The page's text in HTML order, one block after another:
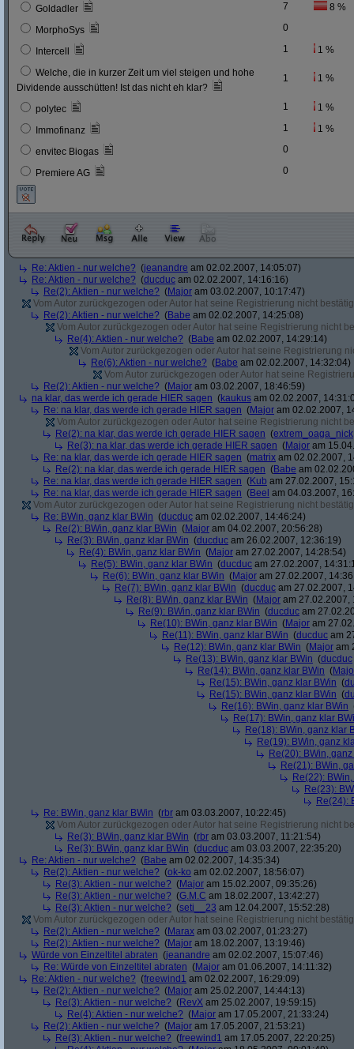
Goldadler 7 8 %
MorphoSys 0
Intercell 1 1 %
Welche, die in kurzer Zeit um viel steigen und hohe
Dividende ausschütten! Ist das nicht eh klar?
1 1 %
polytec 1 1 %
Immofinanz 1 1 %
envitec Biogas 0
Premiere AG 0
Re: Aktien - nur welche? (jeanandre am 02.02.2007, 14:05:07)
Re: Aktien - nur welche? (ducduc am 02.02.2007, 14:16:16)
Re(2): Aktien - nur welche? (Major am 03.02.2007, 10:17:47)
Vom Autor zurückgezogen oder Autor hat seine Registrierung nicht
Re(2): Aktien - nur welche? (Babe am 02.02.2007, 14:25:08)
Vom Autor zurückgezogen oder Autor hat seine Registrierung nicht
Re(4): Aktien - nur welche? (Babe am 02.02.2007, 14:29:14)
Vom Autor zurückgezogen oder Autor hat seine Registrierung
Re(6): Aktien - nur welche? (Babe am 02.02.2007, 14:32:04)
Vom Autor zurückgezogen oder Autor hat seine
Re(2): Aktien - nur welche? (Major am 03.02.2007, 18:46:59)
na klar, das werde ich gerade HIER sagen (kaukus am 02.02.2007,
Re: na klar, das werde ich gerade HIER sagen (Major am 02.02.2007,
Vom Autor zurückgezogen oder Autor hat seine Registrierung nicht
Re(2): na klar, das werde ich gerade HIER sagen (extrem_oaga_nick
Re(3): na klar, das werde ich gerade HIER sagen (Major am
Re: na klar, das werde ich gerade HIER sagen (matrix am 02.02.2007,
Re(2): na klar, das werde ich gerade HIER sagen (Babe am
Re: na klar, das werde ich gerade HIER sagen (Kub am 27.02.2007,
Re: na klar, das werde ich gerade HIER sagen (Beel am 04.03.2007,
Vom Autor zurückgezogen oder Autor hat seine Registrierung nicht
Re: BWin, ganz klar BWin (ducduc am 02.02.2007, 14:46:24)
Re(2): BWin, ganz klar BWin (Major am 04.02.2007, 20:56:28)
Re(3): BWin, ganz klar BWin (ducduc am 26.02.2007, 12:36:19)
Re(4): BWin, ganz klar BWin (Major am 27.02.2007, 14:28:54)
Re(5): BWin, ganz klar BWin (ducduc am 27.02.2007,
Re(6): BWin, ganz klar BWin (Major am 27.02.2007,
Re(7): BWin, ganz klar BWin (ducduc am 27.02.2007,
Re(8): BWin, ganz klar BWin (Major am 27.02.2007,
Re(9): BWin, ganz klar BWin (ducduc am
Re(10): BWin, ganz klar BWin (Major am
Re(11): BWin, ganz klar BWin (ducduc am
Re(12): BWin, ganz klar BWin (Major am
Re(13): BWin, ganz klar BWin (ducduc
Re(14): BWin, ganz klar BWin (
Re(15): BWin, ganz klar BWin (
Re(15): BWin, ganz klar BWin (
Re(16): BWin, ganz klar BWin
Re(17): BWin, ganz klar
Re(18): BWin, ganz klar
Re(19): BWin, ganz
Re(20): BWin,
Re(21): BWin,
Re(22):
Re(23):
Re(24):
Re: BWin, ganz klar BWin (rbr am 03.03.2007, 10:22:45)
Vom Autor zurückgezogen oder Autor hat seine Registrierung nicht
Re(3): BWin, ganz klar BWin (rbr am 03.03.2007, 11:21:54)
Re(3): BWin, ganz klar BWin (ducduc am 03.03.2007, 22:35:20)
Re: Aktien - nur welche? (Babe am 02.02.2007, 14:35:34)
Re(2): Aktien - nur welche? (ok-ko am 02.02.2007, 18:56:07)
Re(3): Aktien - nur welche? (Major am 15.02.2007, 09:35:26)
Re(3): Aktien - nur welche? (G.M.C am 18.02.2007, 13:42:27)
Re(3): Aktien - nur welche? (seti__23 am 12.04.2007, 15:52:28)
Vom Autor zurückgezogen oder Autor hat seine Registrierung nicht
Re(2): Aktien - nur welche? (Marax am 03.02.2007, 01:23:27)
Re(2): Aktien - nur welche? (Major am 18.02.2007, 13:19:46)
Würde von Einzeltitel abraten (jeanandre am 02.02.2007, 15:07:46)
Re: Würde von Einzeltitel abraten (Major am 01.06.2007, 14:11:32)
Re: Aktien - nur welche? (freewind1 am 02.02.2007, 16:29:09)
Re(2): Aktien - nur welche? (Major am 25.02.2007, 14:44:13)
Re(3): Aktien - nur welche? (RevX am 25.02.2007, 19:59:15)
Re(4): Aktien - nur welche? (Major am 17.05.2007, 21:33:24)
Re(2): Aktien - nur welche? (Major am 17.05.2007, 21:53:21)
Re(3): Aktien - nur welche? (freewind1 am 17.05.2007, 22:20:25)